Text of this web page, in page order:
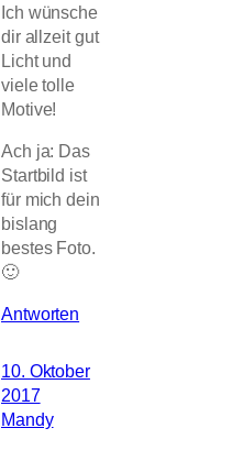
Ich wünsche
dir allzeit gut
Licht und
viele tolle
Motive!
Ach ja: Das
Startbild ist
für mich dein
bislang
bestes Foto.
🙂
Antworten
10. Oktober
2017
Mandy